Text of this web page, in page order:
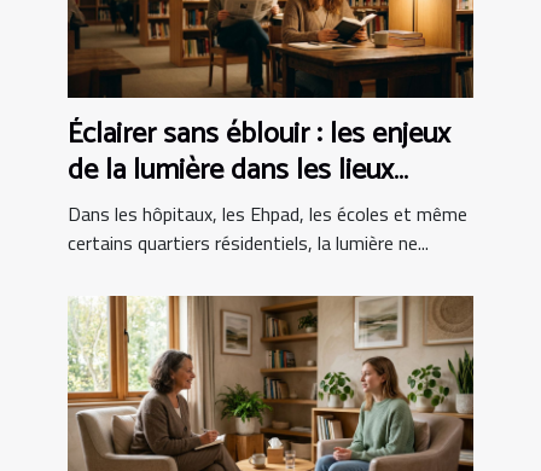
Éclairer sans éblouir : les enjeux
de la lumière dans les lieux
sensibles
Dans les hôpitaux, les Ehpad, les écoles et même
certains quartiers résidentiels, la lumière ne...